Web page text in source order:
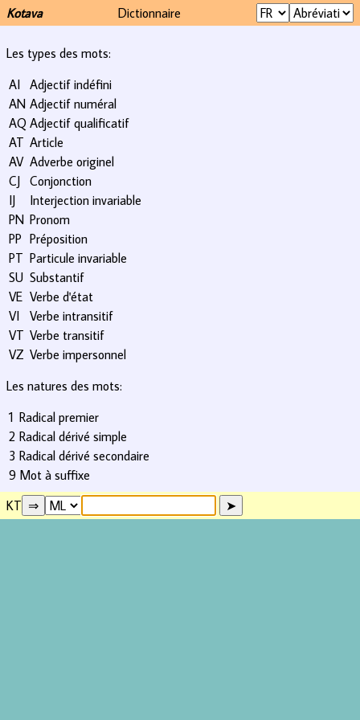
Kotava Dictionnaire
Les types des mots:
AI Adjectif indéfini
AN Adjectif numéral
AQ Adjectif qualificatif
AT Article
AV Adverbe originel
CJ Conjonction
IJ
Interjection invariable
PN Pronom
PP Préposition
PT Particule invariable
SU Substantif
VE Verbe d'état
VI
Verbe intransitif
VT Verbe transitif
VZ Verbe impersonnel
Les natures des mots:
1 Radical premier
2 Radical dérivé simple
3 Radical dérivé secondaire
9 Mot à suffixe
KT